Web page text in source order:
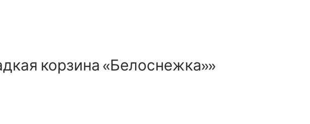
корзина «Белоснежка»»